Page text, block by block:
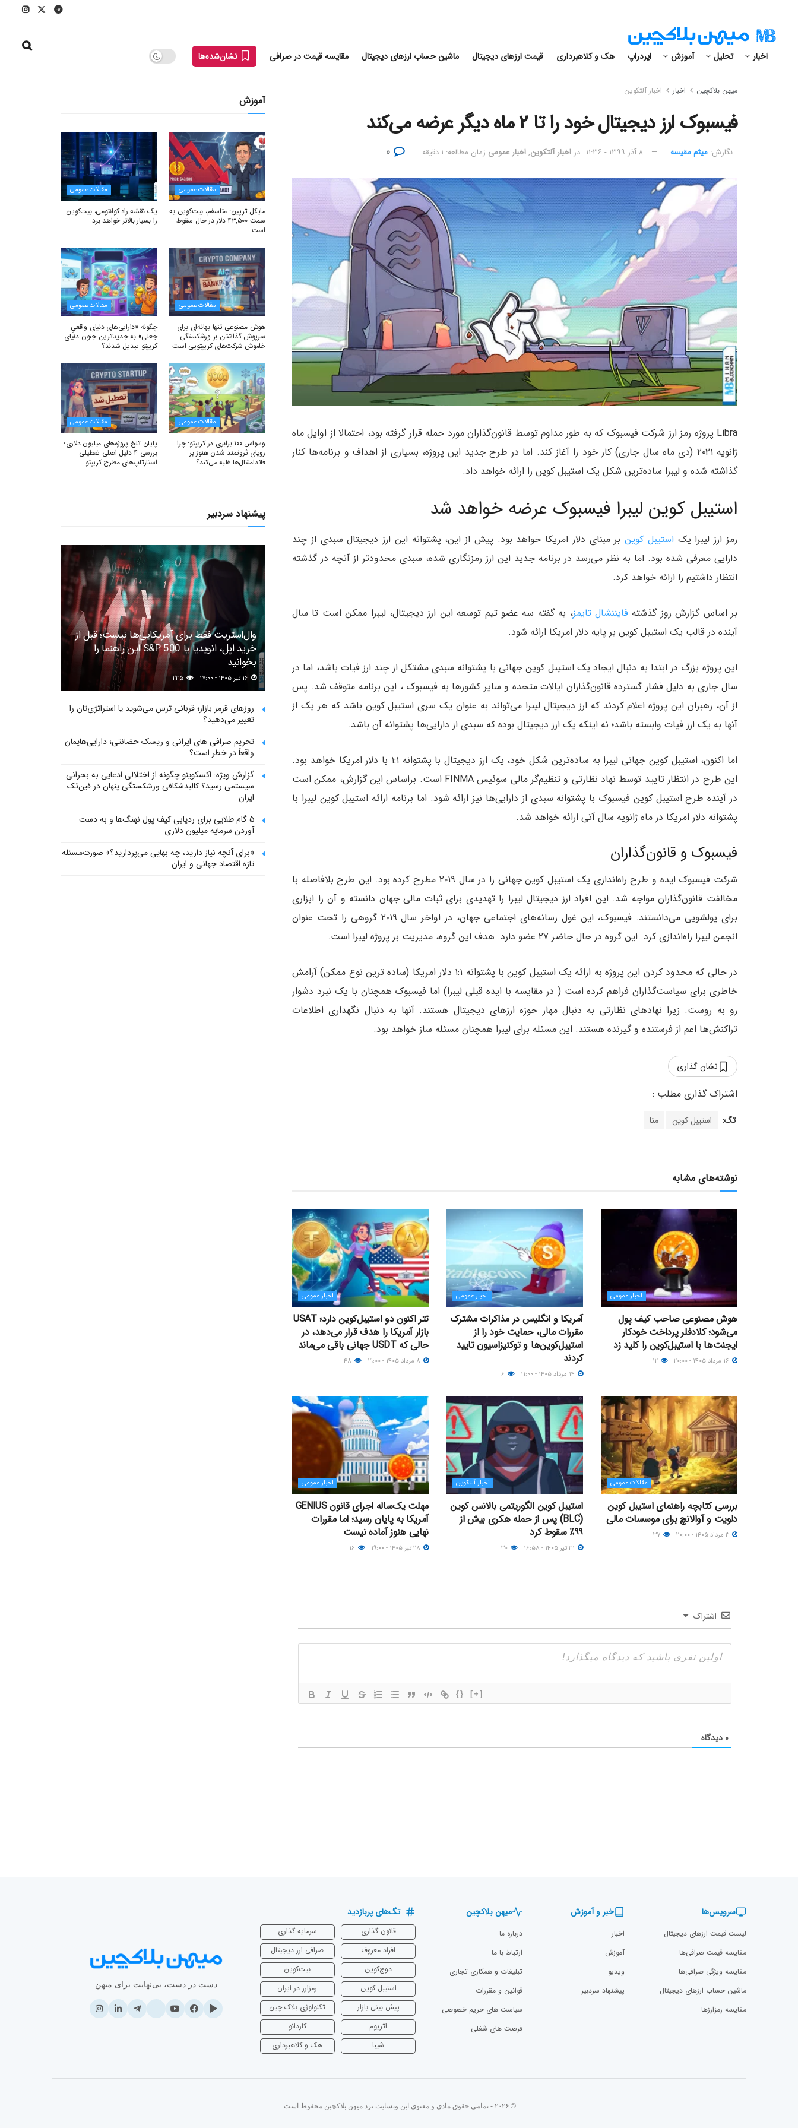
اخبار تحلیل آموزش ایردراپ هک و کلاهبرداری قیمت ارزهای دیجیتال ماشین حساب ارزهای دیجیتال مقایسه قیمت در صرافی نشان‌شده‌ها
میهن بلاکچین اخبار اخبار آلتکوین
فیسبوک ارز دیجیتال خود را تا ۲ ماه دیگر عرضه می‌کند
نگارش:‌ میثم مقیسه ۸ آذر ۱۳۹۹ - ۱۱:۳۶ در اخبار آلتکوین,اخبار عمومی زمان مطالعه: ۱ دقیقه
Libra پروژه رمز ارز شرکت فیسبوک که به طور مداوم توسط قانون‌گذاران مورد حمله قرار گرفته بود، احتمالا از اوایل ماه
ژانویه ۲۰۲۱ (دی ماه سال جاری) کار خود را آغاز کند. اما در طرح جدید این پروژه، بسیاری از اهداف و برنامه‌ها کنار
گذاشته شده و لیبرا ساده‌ترین شکل یک استیبل کوین را ارائه خواهد داد.
استیبل کوین لیبرا فیسبوک عرضه خواهد شد
رمز ارز لیبرا یک استیبل کوینبر مبنای دلار امریکا خواهد بود. پیش از این، پشتوانه این ارز دیجیتال سبدی از چند
دارایی معرفی شده بود. اما به نظر می‌رسد در برنامه جدید این ارز رمزنگاری شده، سبدی محدودتر از آنچه در گذشته
انتظار داشتیم را ارائه خواهد کرد.
بر اساس گزارش روز گذشته فایننشال تایمز، به گفته سه عضو تیم توسعه این ارز دیجیتال، لیبرا ممکن است تا سال
آینده در قالب یک استیبل کوین بر پایه دلار امریکا ارائه شود.
این پروژه بزرگ در ابتدا به دنبال ایجاد یک استیبل کوین جهانی با پشتوانه سبدی مشتکل از چند ارز فیات باشد، اما در
سال جاری به دلیل فشار گسترده قانون‌گذاران ایالات متحده و سایر کشورها به فیسبوک ، این برنامه متوقف شد. پس
از آن، رهبران این پروژه اعلام کردند که ارز دیجیتال لیبرا می‌تواند به عنوان یک سری استیبل کوین باشد که هر یک از
آنها به یک ارز فیات وابسته باشد؛ نه اینکه یک ارز دیجیتال بوده که سبدی از دارایی‌ها پشتوانه آن باشد.
اما اکنون، استیبل کوین جهانی لیبرا به ساده‌ترین شکل خود، یک ارز دیجیتال با پشتوانه ۱:۱ با دلار امریکا خواهد بود.
این طرح در انتظار تایید توسط نهاد نظارتی و تنظیم‌گر مالی سوئیس FINMA است. براساس این گزارش، ممکن است
در آینده طرح استیبل کوین فیسبوک با پشتوانه سبدی از دارایی‌ها نیز ارائه شود. اما برنامه ارائه استیبل کوین لیبرا با
پشتوانه دلار امریکا در ماه ژانویه سال آتی ارائه خواهد شد.
فیسبوک و قانون‌گذاران
شرکت فیسبوک ایده و طرح راه‌اندازی یک استیبل کوین جهانی را در سال ۲۰۱۹ مطرح کرده بود. این طرح بلافاصله با
مخالفت قانون‌گذاران مواجه شد. این افراد ارز دیجیتال لیبرا را تهدیدی برای ثبات مالی جهان دانسته و آن را ابزاری
برای پولشویی می‌دانستند. فیسبوک، این غول رسانه‌های اجتماعی جهان، در اواخر سال ۲۰۱۹ گروهی را تحت عنوان
انجمن لیبرا راه‌اندازی کرد. این گروه در حال حاضر ۲۷ عضو دارد. هدف این گروه، مدیریت بر پروژه لیبرا است.
در حالی که محدود کردن این پروژه به ارائه یک استیبل کوین با پشتوانه ۱:۱ دلار امریکا (ساده ترین نوع ممکن) آرامش
خاطری برای سیاست‌گذاران فراهم کرده است ( در مقایسه با ایده قبلی لیبرا) اما فیسبوک همچنان با یک نبرد دشوار
رو به روست. زیرا نهادهای نظارتی به دنبال مهار حوزه ارزهای دیجیتال هستند. آنها به دنبال نگهداری اطلاعات
تراکنش‌ها اعم از فرستنده و گیرنده هستند. این مسئله برای لیبرا همچنان مسئله ساز خواهد بود.
نشان گذاری
تگ: استیبل کوین متا
نوشته‌های مشابه
اخبار عمومی
هوش مصنوعی صاحب کیف پول
می‌شود؛ کلادفلر پرداخت خودکار
ایجنت‌ها با استیبل‌کوین را کلید زد
اخبار عمومی
آمریکا و انگلیس در مذاکرات مشترک
مقررات مالی، حمایت خود را از
استیبل‌کوین‌ها و توکنیزاسیون تایید
کردند
اخبار عمومی
تتر اکنون دو استیبل‌کوین دارد؛ USAT
بازار آمریکا را هدف قرار می‌دهد، در
حالی که USDT جهانی باقی می‌ماند
مقالات عمومی
بررسی کتابچه راهنمای استیبل کوین
دلویت و آوالانچ برای موسسات مالی
اخبار آلتکوین
استیبل کوین الگوریتمی بالانس کوین
(BLC) پس از حمله هکری بیش از
۹۹٪ سقوط کرد
اخبار عمومی
مهلت یک‌ساله اجرای قانون GENIUS
آمریکا به پایان رسید؛ اما مقررات
نهایی هنوز آماده نیست
اشتراک
{} [+]
۰ دیدگاه
آموزش
مقالات عمومی
مایکل ترپین: متاسفم، بیت‌کوین به
سمت ۴۳,۵۰۰ دلار در حال سقوط
است
مقالات عمومی
یک نقشه راه کوانتومی، بیت‌کوین
را بسیار بالاتر خواهد برد
مقالات عمومی
هوش مصنوعی تنها بهانه‌ای برای
سرپوش گذاشتن بر ورشکستگی
خاموش شرکت‌های کریپتویی است
مقالات عمومی
چگونه «دارایی‌های دنیای واقعیِ
جعلی» به جدیدترین جنون دنیای
کریپتو تبدیل شدند؟
مقالات عمومی
وسواس ۱۰۰ برابری در کریپتو: چرا
رویای ثروتمند شدن هنوز بر
فاندامنتال‌ها غلبه می‌کند؟
مقالات عمومی
پایان تلخ پروژه‌های میلیون دلاری؛
بررسی ۴ دلیل اصلی تعطیلی
استارتاپ‌های مطرح کریپتو
پیشنهاد سردبیر
وال‌استریت فقط برای آمریکایی‌ها نیست؛ قبل از
خرید اپل، انویدیا یا S&P 500 این راهنما را
بخوانید
روزهای قرمز بازار؛ قربانی ترس می‌شوید یا استراتژی‌تان را
تغییر می‌دهید؟
تحریم صرافی های ایرانی و ریسک حضانتی؛ دارایی‌هایمان
واقعاً در خطر است؟
گزارش ویژه: اکسکوینو چگونه از اختلالی ادعایی به بحرانی
سیستمی رسید؟ کالبدشکافی ورشکستگی پنهان در فین‌تک
ایران
۵ گام طلایی برای ردیابی کیف پول‌ نهنگ‌ها و به دست
آوردن سرمایه میلیون دلاری
«برای آنچه نیاز دارید، چه بهایی می‌پردازید؟» صورت‌مسئله
تازه اقتصاد جهانی و ایران
سرویس‌ها
لیست قیمت ارزهای دیجیتال
مقایسه قیمت صرافی‌ها
مقایسه ویژگی صرافی‌ها
ماشین حساب ارزهای دیجیتال
مقایسه رمزارز‌ها
خبر و آموزش
اخبار
آموزش
ویدیو
پیشنهاد سردبیر
میهن بلاکچین
درباره ما
ارتباط با ما
تبلیغات و همکاری تجاری
قوانین و مقررات
سیاست های حریم خصوصی
فرصت های شغلی
تگ‌های پربازدید
قانون گذاری
سرمایه‌ گذاری
افراد معروف
صرافی ارز دیجیتال
دوج‌کوین
بیت‌کوین
استیبل کوین
رمزارز در ایران
پیش بینی بازار
تکنولوژی بلاک چین
اتریوم
‌کاردانو
شیبا
هک و کلاهبرداری
دست در دست، بی‌نهایت برای میهن
© ۲۰۲۶ - تمامی حقوق مادی و معنوی این وبسایت نزد میهن بلاکچین محفوظ است.